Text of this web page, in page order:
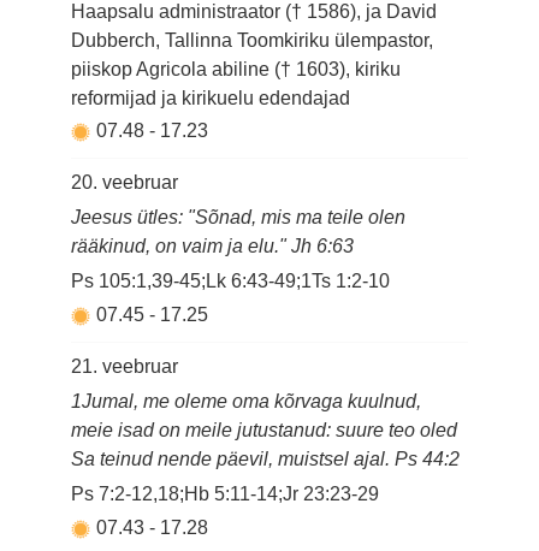
Haapsalu administraator († 1586), ja David
Dubberch, Tallinna Toomkiriku ülempastor,
piiskop Agricola abiline († 1603), kiriku
reformijad ja kirikuelu edendajad
07.48- 17.23
20. veebruar
Jeesus ütles: "Sõnad, mis ma teile olen
rääkinud, on vaim ja elu." Jh 6:63
Ps 105:1,39-45;Lk 6:43-49;1Ts 1:2-10
07.45- 17.25
21. veebruar
1Jumal, me oleme oma kõrvaga kuulnud,
meie isad on meile jutustanud: suure teo oled
Sa teinud nende päevil, muistsel ajal. Ps 44:2
Ps 7:2-12,18;Hb 5:11-14;Jr 23:23-29
07.43- 17.28